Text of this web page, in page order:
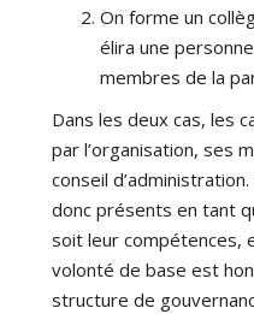
On forme un
élira une
membres de la
Dans les deux cas, les
par l’organisation, ses
conseil
donc présents en tant
soit leur compétences,
volonté de base est
structure de